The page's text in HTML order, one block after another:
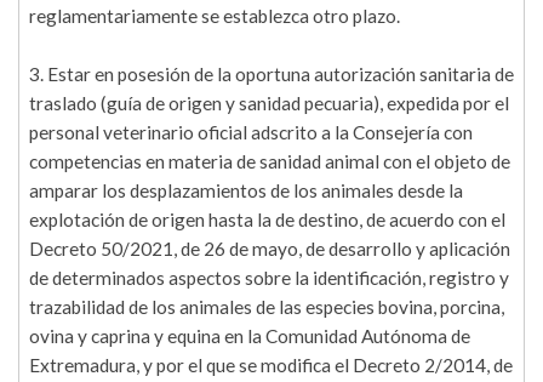
reglamentariamente se establezca otro plazo.
3. Estar en posesión de la oportuna autorización sanitaria de
traslado (guía de origen y sanidad pecuaria), expedida por el
personal veterinario oficial adscrito a la Consejería con
competencias en materia de sanidad animal con el objeto de
amparar los desplazamientos de los animales desde la
explotación de origen hasta la de destino, de acuerdo con el
Decreto 50/2021, de 26 de mayo, de desarrollo y aplicación
de determinados aspectos sobre la identificación, registro y
trazabilidad de los animales de las especies bovina, porcina,
ovina y caprina y equina en la Comunidad Autónoma de
Extremadura, y por el que se modifica el Decreto 2/2014, de